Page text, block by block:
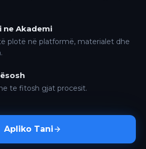
ne Akademi
plotë në platformë, materialet dhe
te fitosh gjat procesit.
Apliko Tani